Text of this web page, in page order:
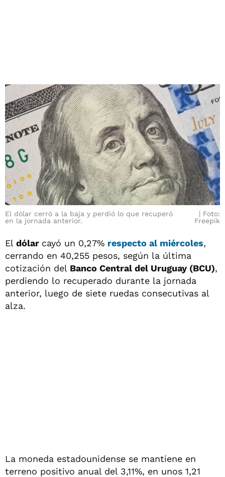
El dólar cerró a la baja y perdió lo que recuperó
en la jornada anterior.
Foto:
Freepik
El dólar cayó un 0,27% respecto al miércoles,
cerrando en 40,255 pesos, según la última
cotización del Banco Central del Uruguay (BCU),
perdiendo lo recuperado durante la jornada
anterior, luego de siete ruedas consecutivas al
alza.
La moneda estadounidense se mantiene en
terreno positivo anual del 3,11%, en unos 1,21